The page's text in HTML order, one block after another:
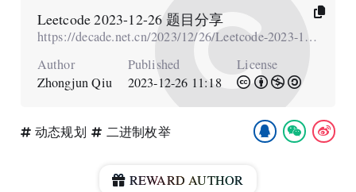
Leetcode 2023-12-26 题目分享
https://decade.net.cn/2023/12/26/Leetcode-2023-12-26-题目分享/
Author
Zhongjun Qiu
Published
2023-12-26 11:18
License
动态规划 二进制枚举
REWARD AUTHOR